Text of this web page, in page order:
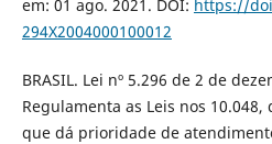
em: 01 ago. 2021. DOI: https://
294X2004000100012
BRASIL. Lei nº 5.296 de 2 de
Regulamenta as Leis nos
que dá prioridade de